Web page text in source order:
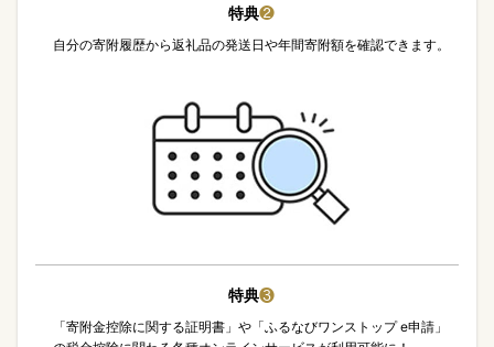
特典❷
自分の寄附履歴から返礼品の発送日や年間寄附額を確認できます。
特典❸
「寄附金控除に関する証明書」や「ふるなびワンストップ e申請」